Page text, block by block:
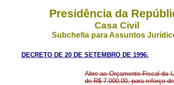
Presidência da
Casa Civil
Subchefia para Assuntos
DECRETO DE 20 DE SETEMBRO DE 1996.
Abre ao Orçamento Fiscal da
de R$ 7.000,00, para reforço